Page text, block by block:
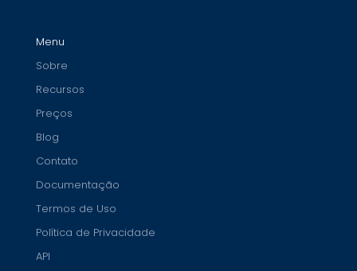
Menu
Sobre
Recursos
Preços
Blog
Contato
Documentação
Termos de Uso
Política de Privacidade
API